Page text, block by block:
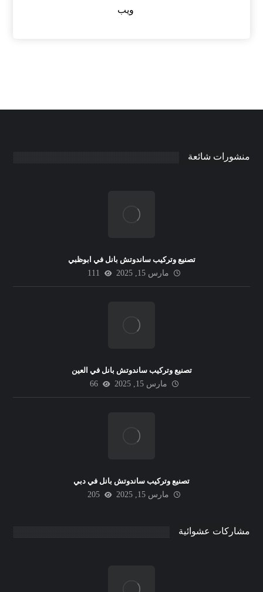
ويب
منشورات شائعة
تصنيع وتركيب ساندوتش بانل في ابوظبي
مارس 15, 2025
111
تصنيع وتركيب ساندوتش بانل في العين
مارس 15, 2025
66
تصنيع وتركيب ساندوتش بانل في دبي
مارس 15, 2025
205
مشاركات عشوائية